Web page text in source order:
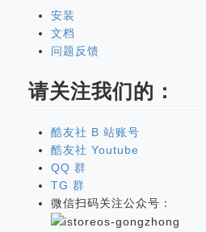
安装
文档
问题反馈
请关注我们的：
酷友社 B 站账号
酷友社 Youtube
QQ 群
TG 群
微信扫码关注公众号：